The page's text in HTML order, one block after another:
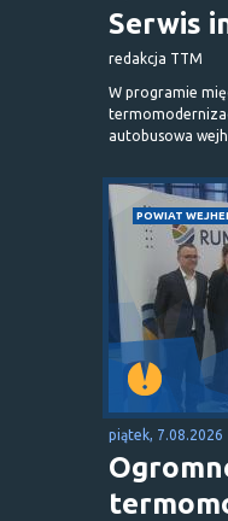
Serwis
redakcja TTM
W programie
autobusowa
POWIAT
piątek, 7.08.2026